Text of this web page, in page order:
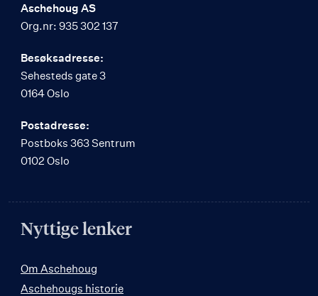
Aschehoug AS
Org.nr: 935 302 137
Besøksadresse:
Sehesteds gate 3
0164 Oslo
Postadresse:
Postboks 363 Sentrum
0102 Oslo
Nyttige lenker
Om Aschehoug
Aschehougs historie